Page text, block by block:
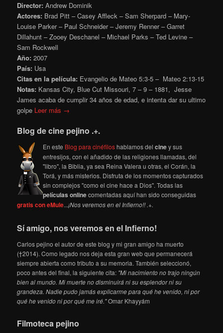
Director: Andrew Dominik
Actores: Brad Pitt – Casey Affleck – Sam Sherpard – Mary-
Louise Parker – Paul Schneider – Jeremy Renner – Garret
Dillahunt – Zooey Deschanel – Michael Parks – Ted Levine –
Sam Rockwell
Año: 2007
País: Usa
Citas en la película: Evangelio de Mateo 5:3-5 – Mateo 2:13-15
Notas: Kansas City, Blue Cut Missouri, 7 – 9 – 1881, Jesse
James acaba de cumplir 34 años de edad, e intenta dar su ultimo
golpe Leer más →
Blog de cine pejino .+.
En este Blog para cinéfiloshablamos delciney sus
entresijos, con el añadido de las religiones llamadas, del
"libro", la Biblia, ya sea Reina Valera u otras, el Corán, la
Torá, y más misterios. Disfruta de los momentos capturados
sin complejos "como el cine hace a Dios". Todas las
películas onlinecomentadas aquí han sido conseguidas
gratis con eMule...¡Nos veremos en el Infierno!! .+.
Sí amigo, nos veremos en el Infierno!
Carlos pejino el autor de este blog y mi gran amigo ha muerto
(†2014). Como legado nos deja esta gran web que permanecerá
siempre abierta como tributo a su memoria. También seleccionó,
poco antes del final, la siguiente cita: "Mi nacimiento no trajo ningún
bien al mundo. Mi muerte no disminuirá ni su esplendor ni su
grandeza. Nadie pudo jamás explicarme para qué he venido, ni por
qué he venido ni por qué me iré."Omar Khayyám
Filmoteca pejino